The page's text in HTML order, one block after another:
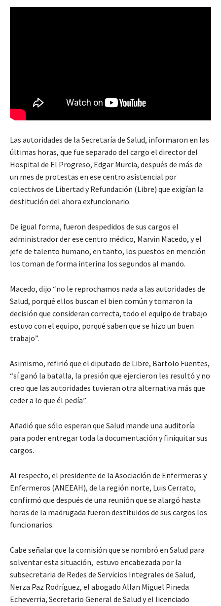
Las autoridades de la Secretaría de Salud, informaron en las
últimas horas, que fue separado del cargo el director del
Hospital de El Progreso, Edgar Murcia, después de más de
un mes de protestas en ese centro asistencial por
colectivos de Libertad y Refundación (Libre) que exigían la
destitución del ahora exfuncionario.
De igual forma, fueron despedidos de sus cargos el
administrador der ese centro médico, Marvin Macedo, y el
jefe de talento humano, en tanto, los puestos en mención
los toman de forma interina los segundos al mando.
Macedo, dijo “no le reprochamos nada a las autoridades de
Salud, porqué ellos buscan el bien común y tomaron la
decisión que consideran correcta, todo el equipo de trabajo
estuvo con el equipo, porqué saben que se hizo un buen
trabajo”.
Asimismo, refirió que el diputado de Libre, Bartolo Fuentes,
“sí ganó la batalla, la presión que ejercieron les resultó y no
creo que las autoridades tuvieran otra alternativa más que
ceder a lo que él pedía”.
Añadió que sólo esperan que Salud mande una auditoría
para poder entregar toda la documentación y finiquitar sus
cargos.
Al respecto, el presidente de la Asociación de Enfermeras y
Enfermeros (ANEEAH), de la región norte, Luis Cerrato,
confirmó que después de una reunión que se alargó hasta
horas de la madrugada fueron destituidos de sus cargos los
funcionarios.
Cabe señalar que la comisión que se nombró en Salud para
solventar esta situación, estuvo encabezada por la
subsecretaria de Redes de Servicios Integrales de Salud,
Nerza Paz Rodríguez, el abogado Allan Miguel Pineda
Echeverria, Secretario General de Salud y el licenciado